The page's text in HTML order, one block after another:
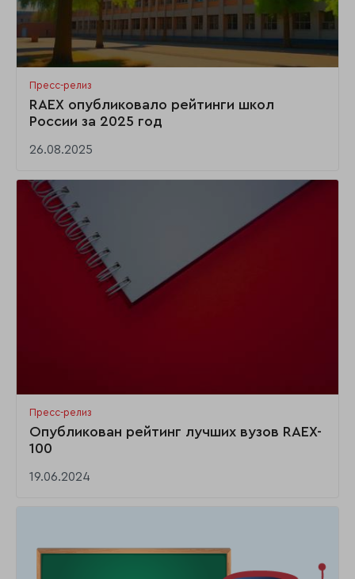
Пресс-релиз
RAEX опубликовало рейтинги школ
России за 2025 год
26.08.2025
Пресс-релиз
Опубликован рейтинг лучших вузов RAEX-
100
19.06.2024